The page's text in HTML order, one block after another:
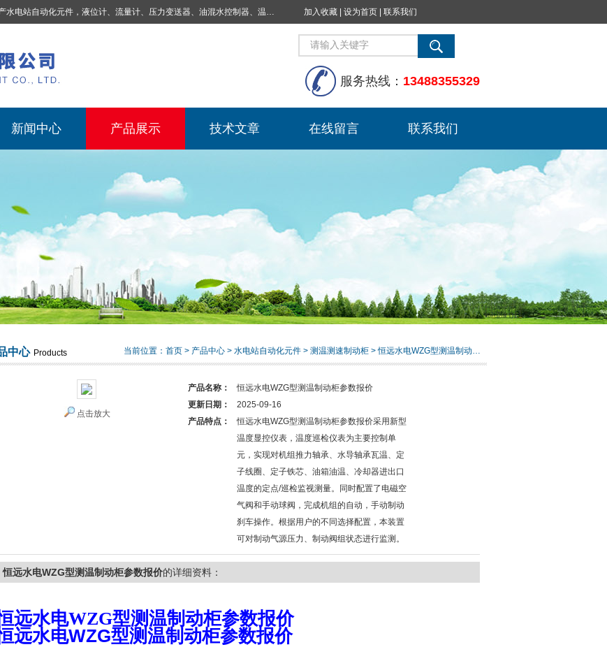
水电站自动化元件，液位计、流量计、压力变送器、油混水控制器、温度传感器、电磁阀球阀蝶阀、测速装置、位移变送器、油冷却器、自动补气装置、机械过速保护装置、排水控制柜、压油装置控制系统、液位集中控制系统、水力量测控制系统、水轮发电机组监测系统、电容式液位开关、压力表、测温制动柜、蝴蝶阀球阀控制柜 | 加入收藏 设为首页 联系我们
服务热线： 13488355329
新闻中心 产品展示 技术文章 在线留言 联系我们
中心 Products 当前位置： 首页 > 产品中心 > 水电站自动化元件 > 测温测速制动柜 > 恒远水电WZG型测温制动柜参数报价
点击放大
产品名称：
恒远水电WZG型测温制动柜参数报价
更新日期：
2025-09-16
产品特点：
恒远水电WZG型测温制动柜参数报价采用新型
温度显控仪表，温度巡检仪表为主要控制单
元，实现对机组推力轴承、水导轴承瓦温、定
子线圈、定子铁芯、油箱油温、冷却器进出口
温度的定点/巡检监视测量。同时配置了电磁空
气阀和手动球阀，完成机组的自动，手动制动
刹车操作。根据用户的不同选择配置，本装置
可对制动气源压力、制动阀组状态进行监测。
恒远水电WZG型测温制动柜参数报价的详细资料：
远水电WZG型测温制动柜参数报价
远水电WZG型测温制动柜参数报价